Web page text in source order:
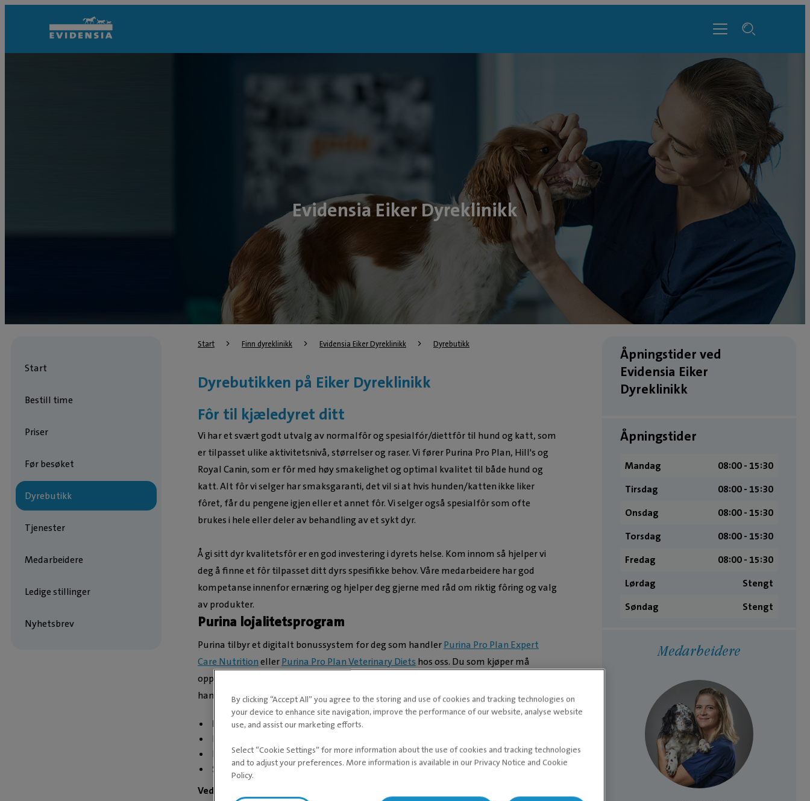
Evidensia Eiker Dyreklinikk
Start Finn dyreklinikk Evidensia Eiker Dyreklinikk Dyrebutikk
Start
Bestill time
Priser
Før besøket
Dyrebutikk
Tjenester
Medarbeidere
Ledige stillinger
Nyhetsbrev
Dyrebutikken på Eiker Dyreklinikk
Fôr til kjæledyret ditt
Vi har et svært godt utvalg av normalfôr og spesialfór/diettfôr til hund og katt, som
er tilpasset ulike aktivitetsnivå, størrelser og raser. Vi fører Purina Pro Plan, Hill's og
Royal Canin, som er fôr med høy smakelighet og optimal kvalitet til både hund og
katt. Alt fôr vi selger har smaksgaranti, det vil si at hvis hunden/katten ikke liker
fôret, får du pengene igjen eller et annet fôr. Vi selger også spesialfôr som ofte
brukes i hele eller deler av behandling av et sykt dyr.
Å gi sitt dyr kvalitetsfôr er en god investering i dyrets helse. Kom innom så hjelper vi
deg å finne et fôr tilpasset ditt dyrs spesifikke behov. Våre medarbeidere har god
kompetanse innenfor ernæring og hjelper deg gjerne med råd om riktig fôring og valg
av produkter.
Purina lojalitetsprogram
Purina tilbyr et digitalt bonussystem for deg som handlerPurina Pro Plan Expert
Care NutritionellerPurina Pro Plan Veterinary Diets hos oss. Du som kjøper må
opprette en gratis bruker i appen Bonuscard, og dine kjøp registreres hver gang du
handler fôr hos oss.
Komplett balansert fôrtil hund og katt
Passer til
Inneholderråmelk
Smaksgaranti
Vedlikeholdsfôr:
Åpningstider ved
Evidensia Eiker
Dyreklinikk
Åpningstider
Mandag
08:00 ­- 15:30
Tirsdag
08:00 ­- 15:30
Onsdag
08:00 ­- 15:30
Torsdag
08:00 ­- 15:30
Fredag
08:00 ­- 15:30
Lørdag
Stengt
Søndag
Stengt
Medarbeidere
By clicking “Accept All” you agree to the storing and use of cookies and tracking technologies on
your device to enhance site navigation, improve the performance of our website, analyse website
use, and assist our marketing efforts.
Select “Cookie Settings” for more information about the use of cookies and tracking technologies
and to adjust your preferences. More information is available in our Privacy Notice and Cookie
Policy.